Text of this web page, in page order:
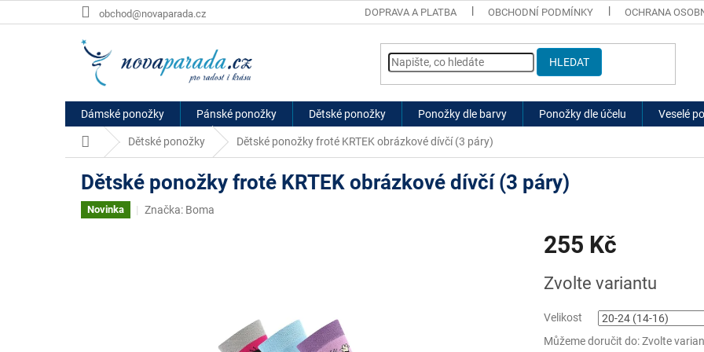
na
obchod@novaparada.cz DOPRAVA A PLATBA OBCHODNÍ PODMÍNKY OCHRANA
HLEDAT
Dámské ponožky Pánské ponožky Dětské ponožky Ponožky dle barvy Ponožky dle účelu Veselé
Domů Dětské ponožky Dětské ponožky froté KRTEK obrázkové dívčí (3 páry)
Dětské ponožky froté KRTEK obrázkové dívčí (3 páry)
Novinka Značka: Boma
255 Kč
cena:
Zvolte variantu
Velikost
Můžeme doručit do:Zvolte